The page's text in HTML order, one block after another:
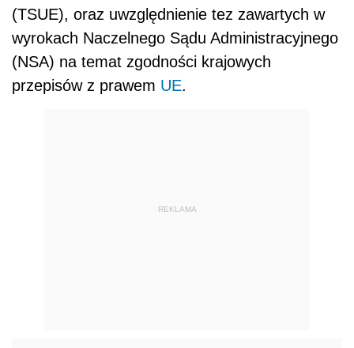
(TSUE), oraz uwzględnienie tez zawartych w
wyrokach Naczelnego Sądu Administracyjnego
(NSA) na temat zgodności krajowych
przepisów z prawem UE.
REKLAMA